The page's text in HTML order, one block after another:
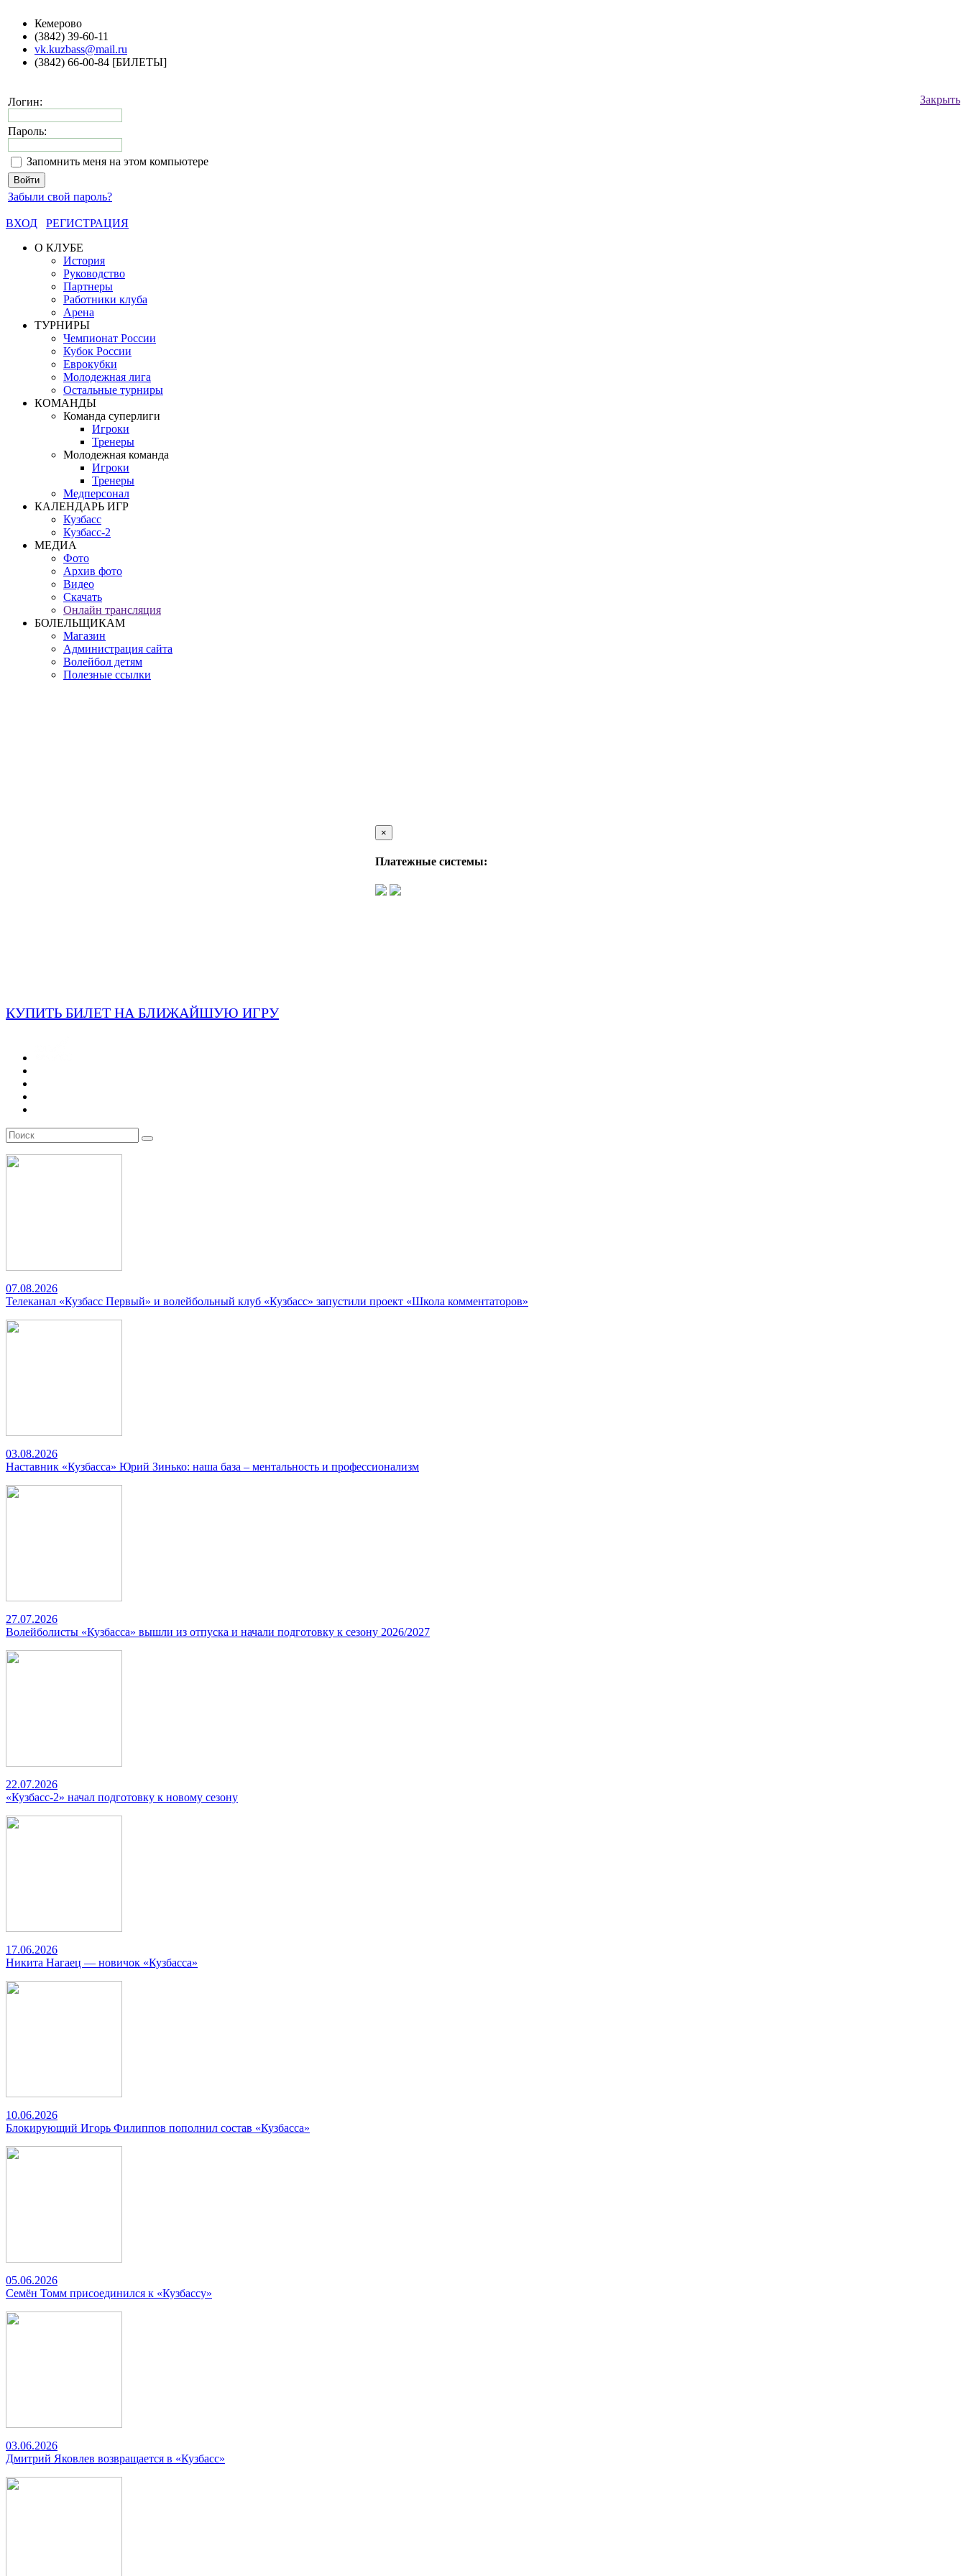
Кемерово
(3842) 39-60-11
vk.kuzbass@mail.ru
(3842) 66-00-84 [БИЛЕТЫ]
Закрыть
Логин:
Пароль:
Запомнить меня на этом компьютере
Забыли свой пароль?
ВХОД
РЕГИСТРАЦИЯ
О КЛУБЕ
История
Руководство
Партнеры
Работники клуба
Арена
ТУРНИРЫ
Чемпионат России
Кубок России
Еврокубки
Молодежная лига
Остальные турниры
КОМАНДЫ
Команда суперлиги
Игроки
Тренеры
Молодежная команда
Игроки
Тренеры
Медперсонал
КАЛЕНДАРЬ ИГР
Кузбасс
Кузбасс-2
МЕДИА
Фото
Архив фото
Видео
Скачать
Онлайн трансляция
БОЛЕЛЬЩИКАМ
Магазин
Администрация сайта
Волейбол детям
Полезные ссылки
×
Платежные системы:
КУПИТЬ БИЛЕТ НА БЛИЖАЙШУЮ ИГРУ
07.08.2026
Телеканал «Кузбасс Первый» и волейбольный клуб «Кузбасс» запустили проект «Школа комментаторов»
03.08.2026
Наставник «Кузбасса» Юрий Зинько: наша база – ментальность и профессионализм
27.07.2026
Волейболисты «Кузбасса» вышли из отпуска и начали подготовку к сезону 2026/2027
22.07.2026
«Кузбасс-2» начал подготовку к новому сезону
17.06.2026
Никита Нагаец — новичок «Кузбасса»
10.06.2026
Блокирующий Игорь Филиппов пополнил состав «Кузбасса»
05.06.2026
Семён Томм присоединился к «Кузбассу»
03.06.2026
Дмитрий Яковлев возвращается в «Кузбасс»